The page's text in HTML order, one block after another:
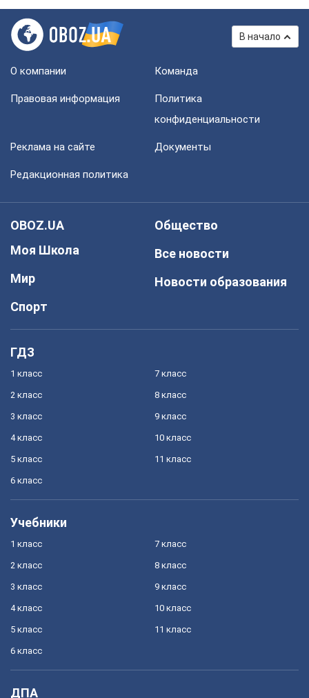
В начало
О компании Команда
Правовая информация
Политика
конфиденциальности
Реклама на сайте Документы
Редакционная политика
OBOZ.UA
Моя Школа
Мир
Спорт
Общество
Все новости
Новости образования
ГДЗ
1 класс
2 класс
3 класс
4 класс
5 класс
6 класс
7 класс
8 класс
9 класс
10 класс
11 класс
Учебники
1 класс
2 класс
3 класс
4 класс
5 класс
6 класс
7 класс
8 класс
9 класс
10 класс
11 класс
ДПА